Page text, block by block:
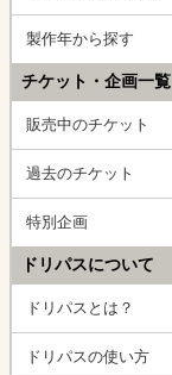
製作年から探す
チケット・企画一覧
販売中のチケット
過去のチケット
特別企画
ドリパスについて
ドリパスとは？
ドリパスの使い方